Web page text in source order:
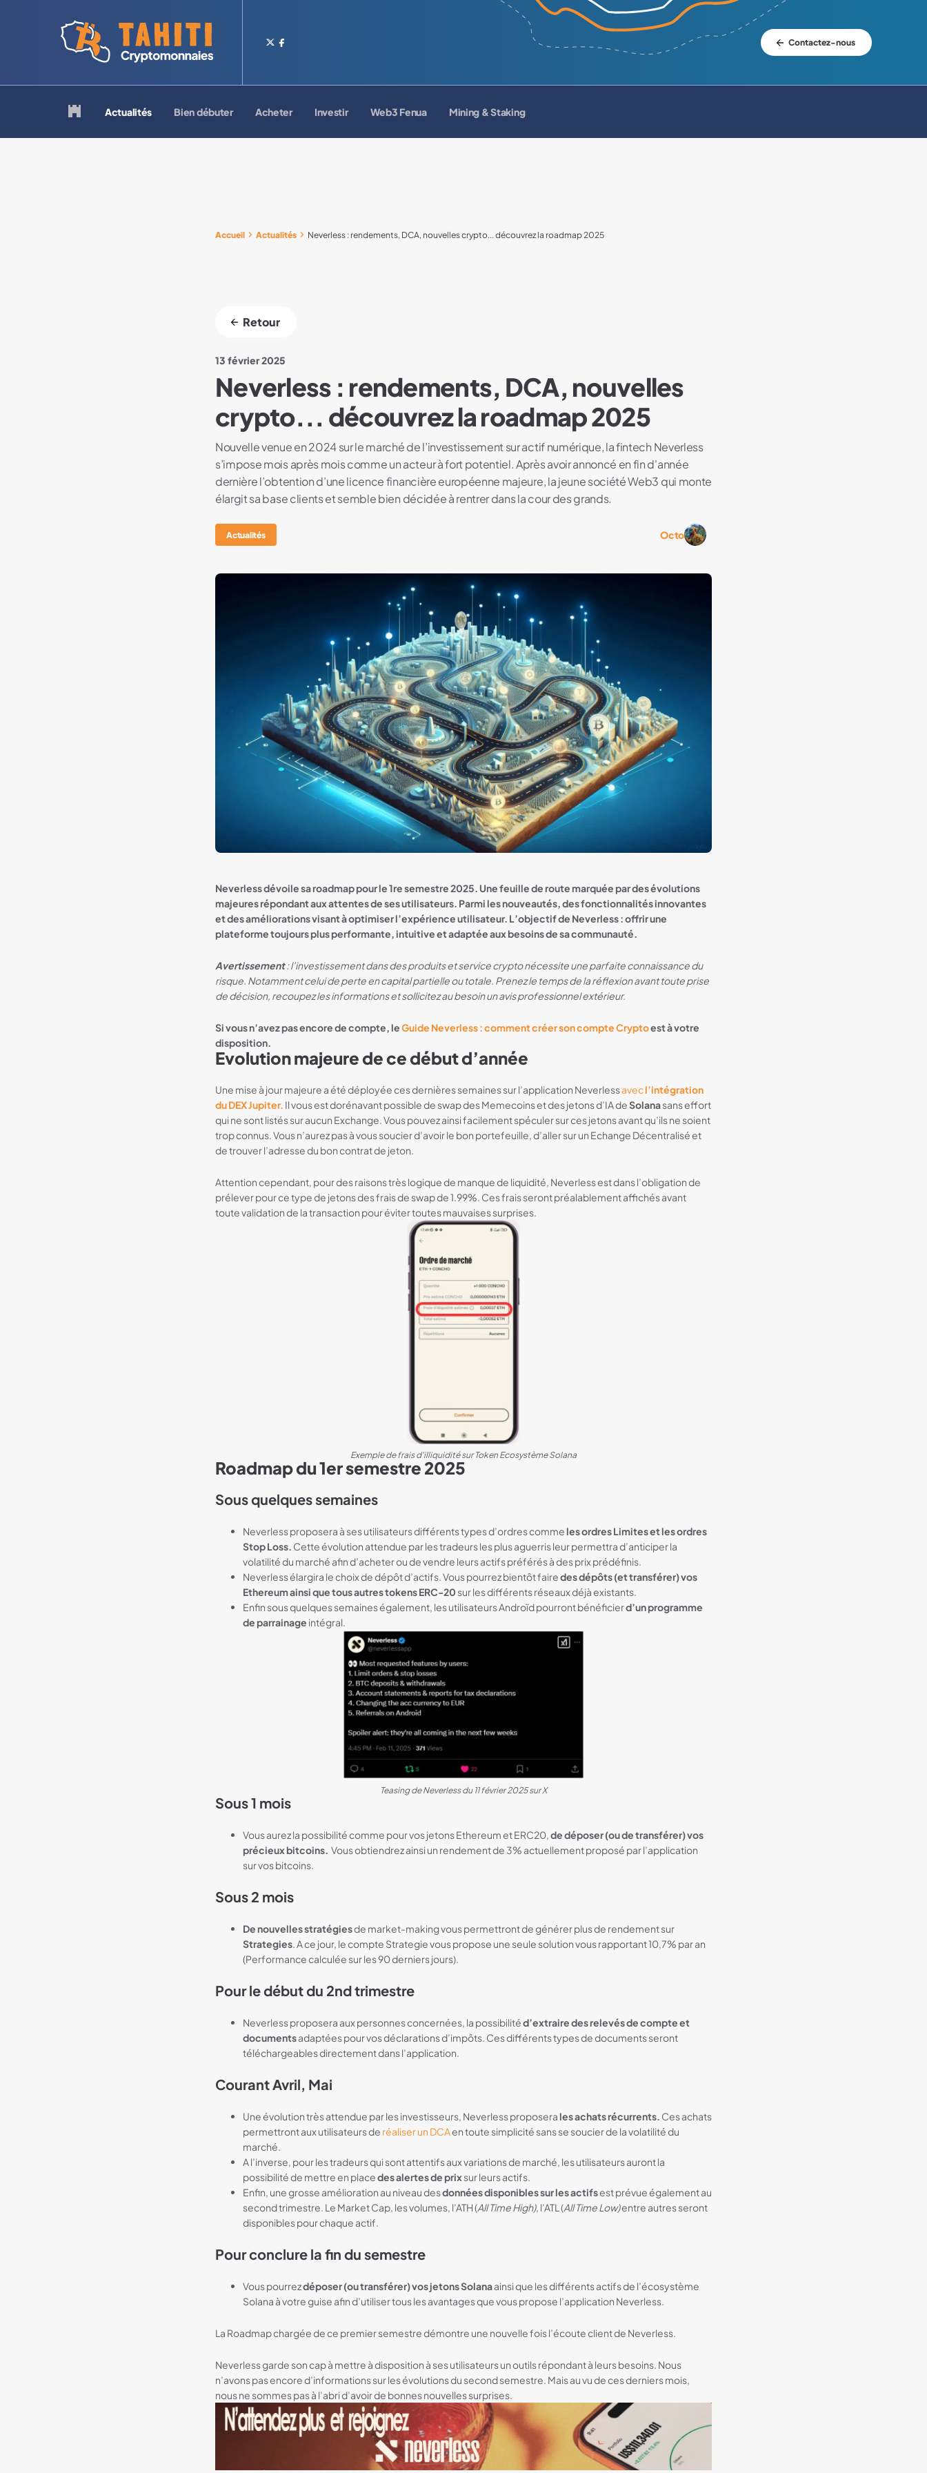
Contactez-nous
Retour à la page d'accueil
Actualités Bien débuter Acheter Investir Web3 Fenua Mining & Staking
Accueil Actualités Neverless : rendements, DCA, nouvelles crypto... découvrez la roadmap 2025
Retour
13 février 2025
Neverless : rendements, DCA, nouvelles
crypto... découvrez la roadmap 2025
Nouvelle venue en 2024 sur le marché de l’investissement sur actif numérique, la fintech Neverless
s’impose mois après mois comme un acteur à fort potentiel. Après avoir annoncé en fin d'année
dernière l’obtention d’une licence financière européenne majeure, la jeune société Web3 qui monte
élargit sa base clients et semble bien décidée à rentrer dans la cour des grands.
Actualités Octo
Neverless dévoile sa roadmap pour le 1re semestre 2025. Une feuille de route marquée par des évolutions
majeures répondant aux attentes de ses utilisateurs. Parmi les nouveautés, des fonctionnalités innovantes
et des améliorations visant à optimiser l’expérience utilisateur. L’objectif de Neverless : offrir une
plateforme toujours plus performante, intuitive et adaptée aux besoins de sa communauté.
Avertissement: l’investissement dans des produits et service crypto nécessite une parfaite connaissance du
risque. Notamment celui de perte en capital partielle ou totale. Prenez le temps de la réflexion avant toute prise
de décision, recoupez les informations et sollicitez au besoin un avis professionnel extérieur.
Si vous n’avez pas encore de compte, leGuide Neverless : comment créer son compte Cryptoest à votre
disposition.
Evolution majeure de ce début d’année
Une mise à jour majeure a été déployée ces dernières semaines sur l’application Neverlessavecl’intégration
du DEX Jupiter. Il vous est dorénavant possible de swap des Memecoins et des jetons d’IA deSolanasans effort
qui ne sont listés sur aucun Exchange. Vous pouvez ainsi facilement spéculer sur ces jetons avant qu’ils ne soient
trop connus. Vous n’aurez pas à vous soucier d’avoir le bon portefeuille, d’aller sur un Echange Décentralisé et
de trouver l’adresse du bon contrat de jeton.
Attention cependant, pour des raisons très logique de manque de liquidité, Neverless est dans l’obligation de
prélever pour ce type de jetons des frais de swap de 1.99%. Ces frais seront préalablement affichés avant
toute validation de la transaction pour éviter toutes mauvaises surprises.
Exemple de frais d'illiquidité sur Token Ecosystème Solana
Roadmap du 1er semestre 2025
Sous quelques semaines
Neverless proposera à ses utilisateurs différents types d’ordres comme les ordres Limites et les ordres
Stop Loss. Cette évolution attendue par les tradeurs les plus aguerris leur permettra d’anticiper la
volatilité du marché afin d’acheter ou de vendre leurs actifs préférés à des prix prédéfinis.
Neverless élargira le choix de dépôt d’actifs. Vous pourrez bientôt fairedes dépôts (et transférer) vos
Ethereum ainsi que tous autres tokens ERC-20sur les différents réseaux déjà existants.
Enfin sous quelques semaines également, les utilisateurs Androïd pourront bénéficierd’un programme
de parrainage intégral.
Teasing de Neverless du 11 février 2025 sur X
Sous 1 mois
Vous aurez la possibilité comme pour vos jetons Ethereum et ERC20,de déposer (ou de transférer) vos
précieux bitcoins. Vous obtiendrez ainsi un rendement de 3% actuellement proposé par l’application
sur vos bitcoins.
Sous 2 mois
De nouvelles stratégiesde market-making vous permettront de générer plus de rendement sur
Strategies. A ce jour, le compte Strategie vous propose une seule solution vous rapportant 10,7% par an
(Performance calculée sur les 90 derniers jours).
Pour le début du 2nd trimestre
Neverless proposera aux personnes concernées, la possibilitéd’extraire des relevés de compte et
documentsadaptées pour vos déclarations d’impôts. Ces différents types de documents seront
téléchargeables directement dans l’application.
Courant Avril, Mai
Une évolution très attendue par les investisseurs, Neverless proposera les achats récurrents. Ces achats
permettront aux utilisateurs de réaliser un DCAen toute simplicité sans se soucier de la volatilité du
marché.
A l’inverse, pour les tradeurs qui sont attentifs aux variations de marché, les utilisateurs auront la
possibilité de mettre en placedes alertes de prixsur leurs actifs.
Enfin, une grosse amélioration au niveau desdonnées disponibles sur les actifsest prévue également au
second trimestre. Le Market Cap, les volumes, l’ATH (All Time High), l’ATL (All Time Low)entre autres seront
disponibles pour chaque actif.
Pour conclure la fin du semestre
Vous pourrezdéposer (ou transférer) vos jetons Solanaainsi que les différents actifs de l’écosystème
Solana à votre guise afin d’utiliser tous les avantages que vous propose l’application Neverless.
La Roadmap chargée de ce premier semestre démontre une nouvelle fois l’écoute client de Neverless.
Neverless garde son cap à mettre à disposition à ses utilisateurs un outils répondant à leurs besoins. Nous
n’avons pas encore d’informations sur les évolutions du second semestre. Mais au vu de ces derniers mois,
nous ne sommes pas à l’abri d’avoir de bonnes nouvelles surprises.